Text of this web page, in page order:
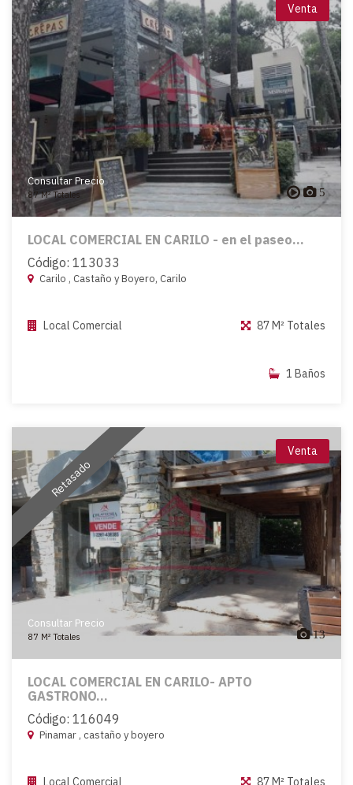
Venta
Consultar Precio
87 M² Totales 5
LOCAL COMERCIAL EN CARILO - en el paseo...
Código: 113033
Carilo , Castaño y Boyero, Carilo
Local Comercial 87 M² Totales
1 Baños
Retasado
Venta
Consultar Precio
87 M² Totales 13
LOCAL COMERCIAL EN CARILO- APTO
GASTRONO...
Código: 116049
Pinamar , castaño y boyero
Local Comercial 87 M² Totales